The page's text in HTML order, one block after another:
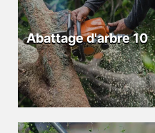
Abattage d'arbre 10